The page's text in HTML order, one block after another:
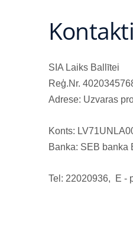
Kontakti
SIA Laiks Ballītei
Reģ.Nr.
Adrese: Uzvaras
Konts:
Banka: SEB banka
Tel: 22020936, E -